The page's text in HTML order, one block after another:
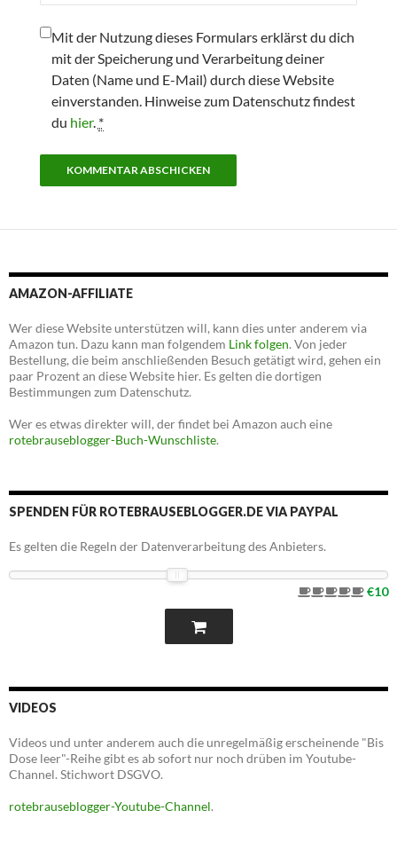
Mit der Nutzung dieses Formulars erklärst du dich
mit der Speicherung und Verarbeitung deiner
Daten (Name und E-Mail) durch diese Website
einverstanden. Hinweise zum Datenschutz findest
du hier. *
AMAZON-AFFILIATE
Wer diese Website unterstützen will, kann dies unter anderem via
Amazon tun. Dazu kann man folgendem Link folgen. Von jeder
Bestellung, die beim anschließenden Besuch getätigt wird, gehen ein
paar Prozent an diese Website hier. Es gelten die dortigen
Bestimmungen zum Datenschutz.
Wer es etwas direkter will, der findet bei Amazon auch eine
rotebrauseblogger-Buch-Wunschliste.
SPENDEN FÜR ROTEBRAUSEBLOGGER.DE VIA PAYPAL
Es gelten die Regeln der Datenverarbeitung des Anbieters.
€10
VIDEOS
Videos und unter anderem auch die unregelmäßig erscheinende "Bis
Dose leer"-Reihe gibt es ab sofort nur noch drüben im Youtube-
Channel. Stichwort DSGVO.
rotebrauseblogger-Youtube-Channel.